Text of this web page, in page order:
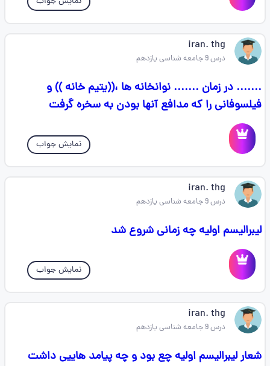
iran. thg
درس 9 جامعه شناسی یازدهم
....... در زمان ....... نوانخانه ها ،((یتیم خانه )) و
فیلسوفانی را که مدافع آنها بودن به سخره گرفت
نمایش جواب
iran. thg
درس 9 جامعه شناسی یازدهم
لیبرالیسم اولیه چه زمانی شروع شد
نمایش جواب
iran. thg
درس 9 جامعه شناسی یازدهم
شعار لیبرالیسم اولیه چع بود و چه پیامد هاییی داشت